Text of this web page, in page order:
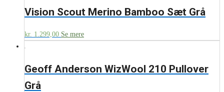
Vision Scout Merino Bamboo Sæt Grå
kr. 1.299,00 Se mere
Geoff Anderson WizWool 210 Pullover
Grå